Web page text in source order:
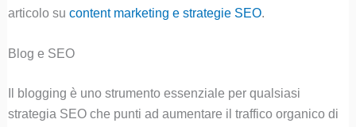
articolo su content marketing e strategie SEO.
Blog e SEO
Il blogging è uno strumento essenziale per qualsiasi
strategia SEO che punti ad aumentare il traffico organico di